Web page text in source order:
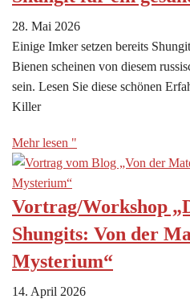
28. Mai 2026
Einige Imker setzen bereits
Bienen scheinen von diesem
sein. Lesen Sie diese schönen
Killer
Mehr lesen "
Vortrag/Workshop
Shungits: Von der
Mysterium“
14. April 2026